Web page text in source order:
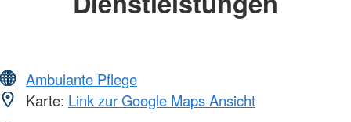
Ambulante Pflege
Karte: Link zur Google Maps Ansicht